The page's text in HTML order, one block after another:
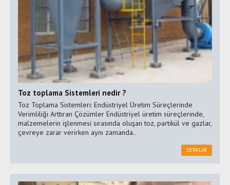
Toz toplama Sistemleri nedir ?
Toz Toplama Sistemleri: Endüstriyel Üretim Süreçlerinde
Verimliliği Arttıran Çözümler Endüstriyel üretim süreçlerinde,
malzemelerin işlenmesi sırasında oluşan toz, partikül ve gazlar,
çevreye zarar verirken aynı zamanda..
DETAYLAR